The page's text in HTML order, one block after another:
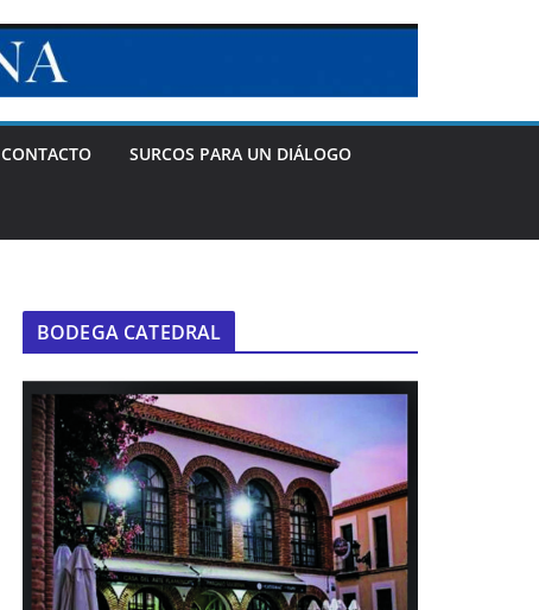
CONTACTO SURCOS PARA UN DIÁLOGO
BODEGA CATEDRAL